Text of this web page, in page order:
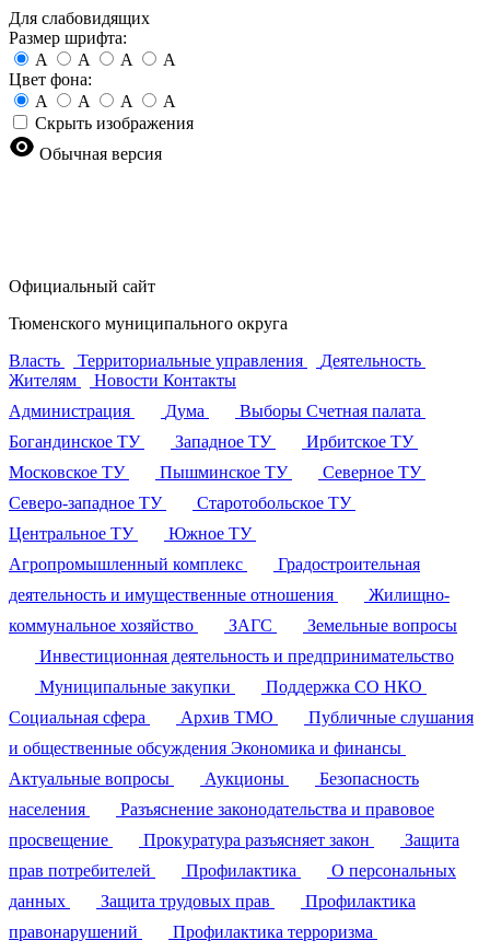
Для слабовидящих
Размер шрифта:
A
A A
A
Цвет фона:
A
A A
A
Скрыть изображения
Обычная версия
Официальный сайт
Тюменского муниципального округа
Власть
Территориальные управления
Деятельность
Жителям
Новости Контакты
Администрация
Дума Выборы Счетная палата
Богандинское ТУ
Западное ТУ
Ирбитское ТУ
Московское ТУ
Пышминское ТУ
Северное ТУ
Северо-западное ТУ
Старотобольское ТУ
Центральное ТУ
Южное ТУ
Агропромышленный комплекс
Градостроительная
деятельность и имущественные отношения
Жилищно-
коммунальное хозяйство
ЗАГС
Земельные вопросы
Инвестиционная деятельность и предпринимательство
Муниципальные закупки
Поддержка СО НКО
Социальная сфера
Архив ТМО
Публичные слушания
и общественные обсуждения Экономика и финансы
Актуальные вопросы
Аукционы
Безопасность
населения
Разъяснение законодательства и правовое
просвещение
Прокуратура разъясняет закон
Защита
прав потребителей
Профилактика
О персональных
данных
Защита трудовых прав
Профилактика
правонарушений
Профилактика терроризма